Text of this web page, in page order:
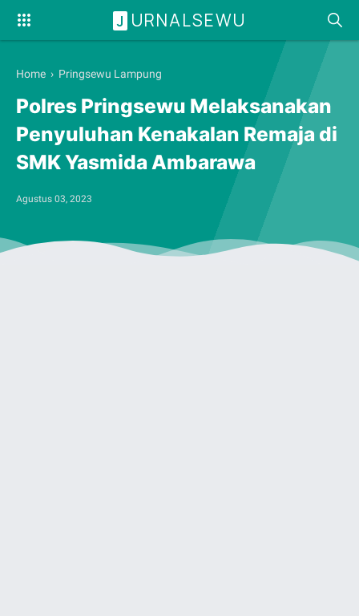
J URNALSEWU
Home › Pringsewu Lampung
Polres Pringsewu Melaksanakan
Penyuluhan Kenakalan Remaja di
SMK Yasmida Ambarawa
Agustus 03, 2023